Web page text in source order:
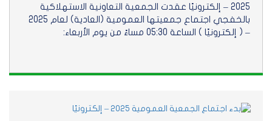
2025 – إلكترونيًا عقدت الجمعية التعاونية الاستهلاكية
بالخفجي اجتماع جمعيتها العمومية (العادية) لعام 2025
– ( إلكترونيًا ) الساعة 05:30 مساءً من يوم الأربعاء: